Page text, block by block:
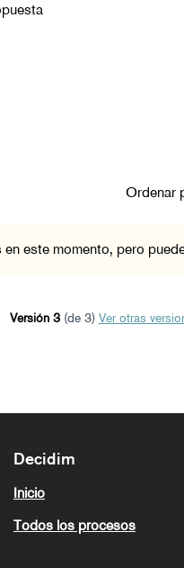
Ordenar
este momento, pero
Versión 3(de 3) ver otras
Decidim
Inicio
Todos los procesos